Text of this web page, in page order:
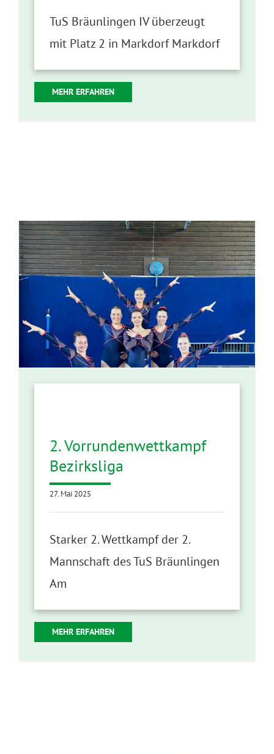
TuS Bräunlingen IV überzeugt
mit Platz 2 in Markdorf Markdorf
MEHR ERFAHREN
2. Vorrundenwettkampf
Bezirksliga
27. Mai 2025
Starker 2. Wettkampf der 2.
Mannschaft des TuS Bräunlingen
Am
MEHR ERFAHREN